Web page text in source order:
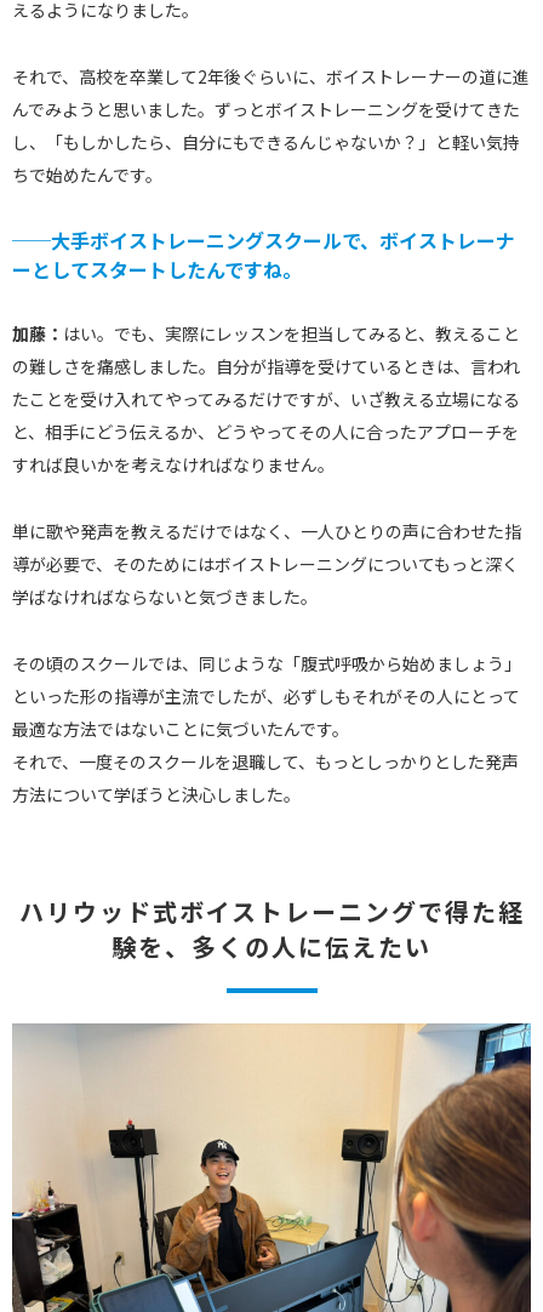
えるようになりました。
それで、高校を卒業して2年後ぐらいに、ボイストレーナーの道に進
んでみようと思いました。ずっとボイストレーニングを受けてきた
し、「もしかしたら、自分にもできるんじゃないか？」と軽い気持
ちで始めたんです。
──大手ボイストレーニングスクールで、ボイストレーナ
ーとしてスタートしたんですね。
加藤： はい。でも、実際にレッスンを担当してみると、教えること
の難しさを痛感しました。自分が指導を受けているときは、言われ
たことを受け入れてやってみるだけですが、いざ教える立場になる
と、相手にどう伝えるか、どうやってその人に合ったアプローチを
すれば良いかを考えなければなりません。
単に歌や発声を教えるだけではなく、一人ひとりの声に合わせた指
導が必要で、そのためにはボイストレーニングについてもっと深く
学ばなければならないと気づきました。
その頃のスクールでは、同じような「腹式呼吸から始めましょう」
といった形の指導が主流でしたが、必ずしもそれがその人にとって
最適な方法ではないことに気づいたんです。
それで、一度そのスクールを退職して、もっとしっかりとした発声
方法について学ぼうと決心しました。
ハリウッド式ボイストレーニングで得た経
験を、多くの人に伝えたい